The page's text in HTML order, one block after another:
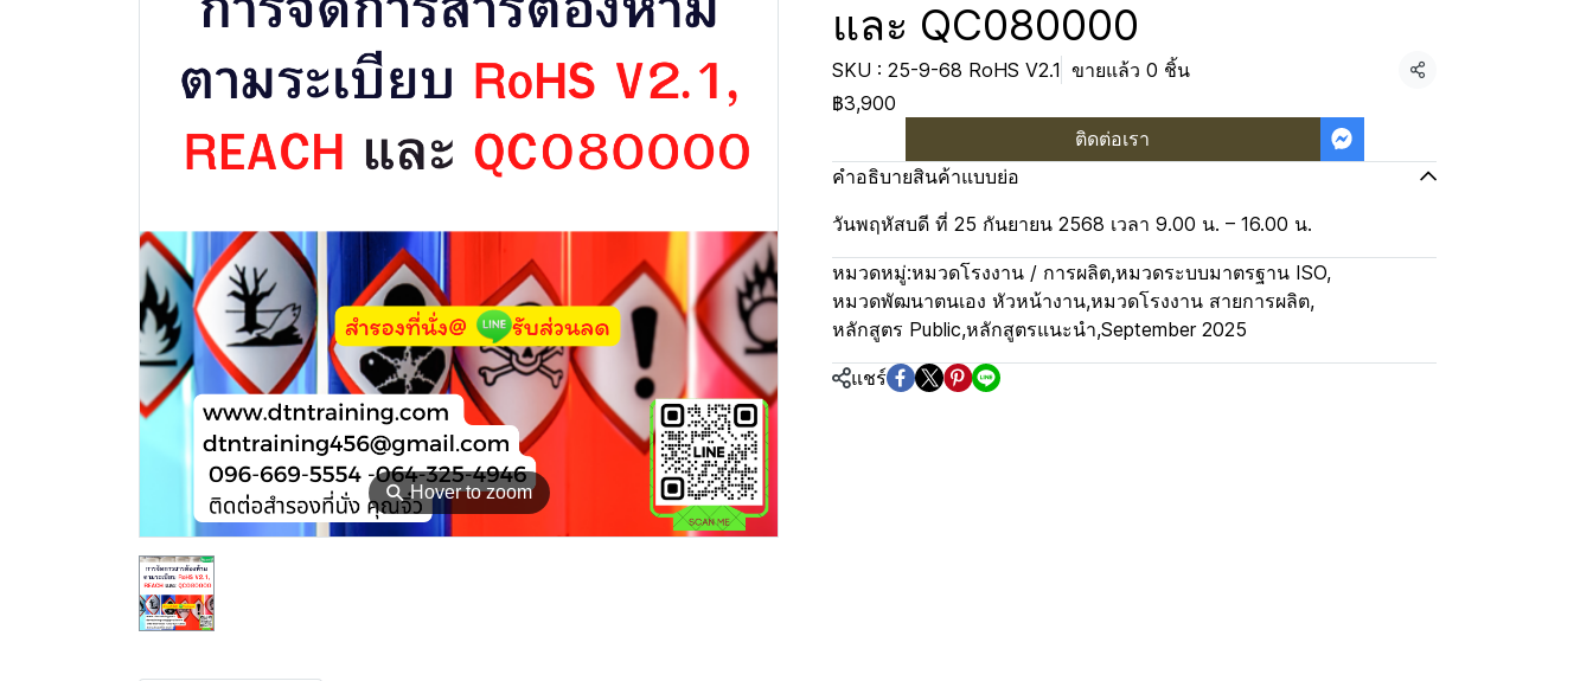
⚲Hover to zoom
และ QC080000
SKU : 25-9-68 RoHS V2.1 ขายแล้ว 0 ชิ้น แชร์
฿3,900
ติดต่อเรา
คำอธิบายสินค้าแบบย่อ
วันพฤหัสบดี ที่ 25 กันยายน 2568 เวลา 9.00 น. – 16.00 น.
หมวดหมู่:หมวดโรงงาน / การผลิต,หมวดระบบมาตรฐาน ISO,
หมวดพัฒนาตนเอง หัวหน้างาน,หมวดโรงงาน สายการผลิต,
หลักสูตร Public,หลักสูตรแนะนำ,September 2025
แชร์